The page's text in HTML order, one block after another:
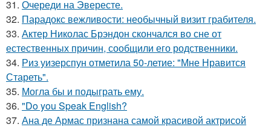
31. Очереди на Эвересте.
32. Парадокс вежливости: необычный визит грабителя.
33. Актер Николас Брэндон скончался во сне от
естественных причин, сообщили его родственники.
34. Риз уизерспун отметила 50-летие: "Мне Нравится
Стареть".
35. Могла бы и подыграть ему.
36. "Do you Speak English?
37. Ана де Армас признана самой красивой актрисой